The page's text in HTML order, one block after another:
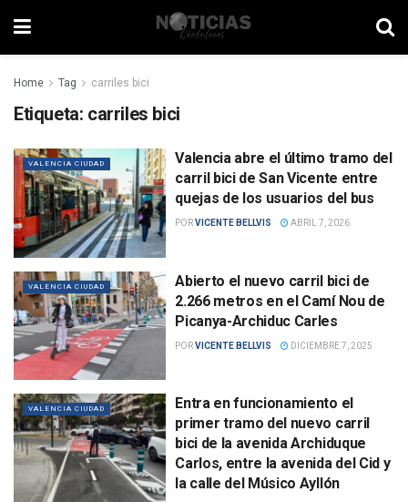
Home Tag carriles bici
Etiqueta: carriles bici
VALENCIA CIUDAD
Valencia abre el último tramo del
carril bici de San Vicente entre
quejas de los usuarios del bus
PORVICENTE BELLVIS ABRIL 7, 2026
VALENCIA CIUDAD
Abierto el nuevo carril bici de
2.266 metros en el Camí Nou de
Picanya-Archiduc Carles
PORVICENTE BELLVIS DICIEMBRE 7, 2025
VALENCIA CIUDAD
Entra en funcionamiento el
primer tramo del nuevo carril
bici de la avenida Archiduque
Carlos, entre la avenida del Cid y
la calle del Músico Ayllón